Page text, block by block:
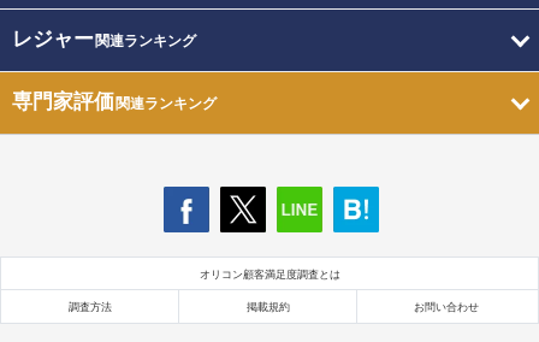
レジャー関連ランキング
専門家評価関連ランキング
オリコン顧客満足度調査とは
調査方法 掲載規約 お問い合わせ